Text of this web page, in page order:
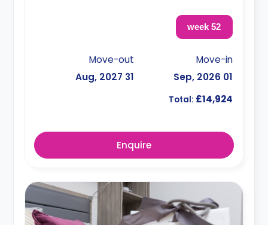
52 week
Move-in
01 Sep, 2026
Move-out
31 Aug, 2027
Total: £14,924
Enquire